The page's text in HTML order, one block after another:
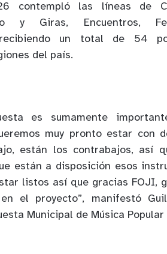
contempló las líneas de
y Giras, Encuentros,
recibiendo un total de 54
del país.
es sumamente
muy pronto estar con
están los contrabajos, así
están a disposición esos
listos así que gracias FOJI,
el proyecto”, manifestó
Municipal de Música